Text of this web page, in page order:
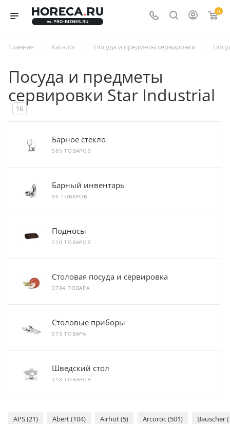
0
Главная — Каталог — Посуда и предметы сервировки —
Посуда и предметы
сервировки Star Industrial
16
Барное стекло
585 ТОВАРОВ
Барный инвентарь
95 ТОВАРОВ
Подносы
210 ТОВАРОВ
Столовая посуда и сервировка
3784 ТОВАРА
Столовые приборы
573 ТОВАРА
Шведский стол
318 ТОВАРОВ
APS (21) Abert (104) Airhot (5) Arcoroc (501) Bauscher